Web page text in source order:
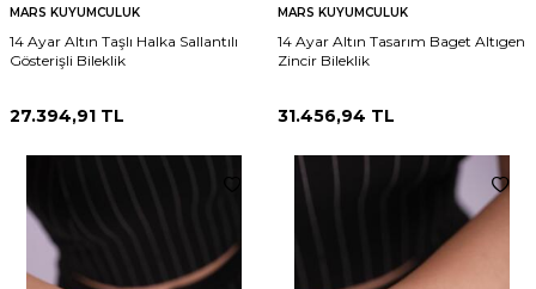
MARS KUYUMCULUK
14 Ayar Altın Taşlı Halka Sallantılı
Gösterişli Bileklik
27.394,91 TL
MARS KUYUMCULUK
14 Ayar Altın Tasarım Baget Altıgen
Zincir Bileklik
31.456,94 TL